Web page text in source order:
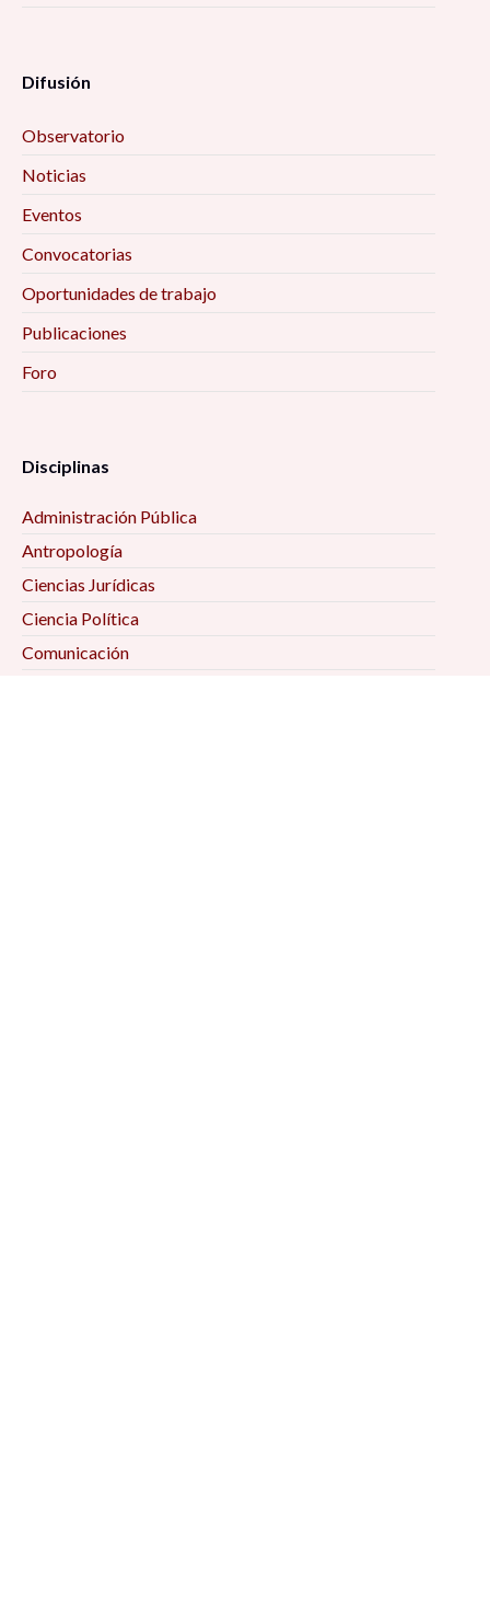
Difusión
Observatorio
Noticias
Eventos
Convocatorias
Oportunidades de trabajo
Publicaciones
Foro
Disciplinas
Administración Pública
Antropología
Ciencias Jurídicas
Ciencia Política
Comunicación